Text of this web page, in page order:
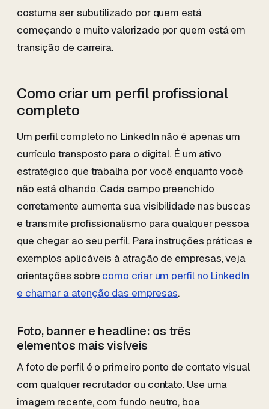
costuma ser subutilizado por quem está
começando e muito valorizado por quem está em
transição de carreira.
Como criar um perfil profissional
completo
Um perfil completo no LinkedIn não é apenas um
currículo transposto para o digital. É um ativo
estratégico que trabalha por você enquanto você
não está olhando. Cada campo preenchido
corretamente aumenta sua visibilidade nas buscas
e transmite profissionalismo para qualquer pessoa
que chegar ao seu perfil. Para instruções práticas e
exemplos aplicáveis à atração de empresas, veja
orientações sobre como criar um perfil no LinkedIn
e chamar a atenção das empresas.
Foto, banner e headline: os três
elementos mais visíveis
A foto de perfil é o primeiro ponto de contato visual
com qualquer recrutador ou contato. Use uma
imagem recente, com fundo neutro, boa